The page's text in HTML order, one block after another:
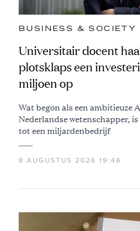
BUSINESS & SOCIETY
Universitair docent
plotsklaps een
miljoen op
Wat begon als een ambitieuze
Nederlandse wetenschapper,
tot een miljardenbedrijf
8 AUGUSTUS 2026 19:46